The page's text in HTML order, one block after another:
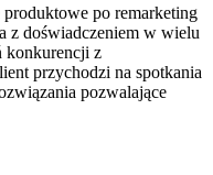
po remarketing
z doświadczeniem w wielu
konkurencji z
przychodzi na spotkania
pozwalające